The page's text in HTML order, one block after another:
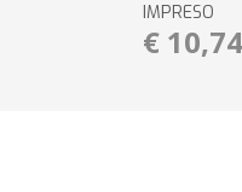
IMPRESO
€ 10,74